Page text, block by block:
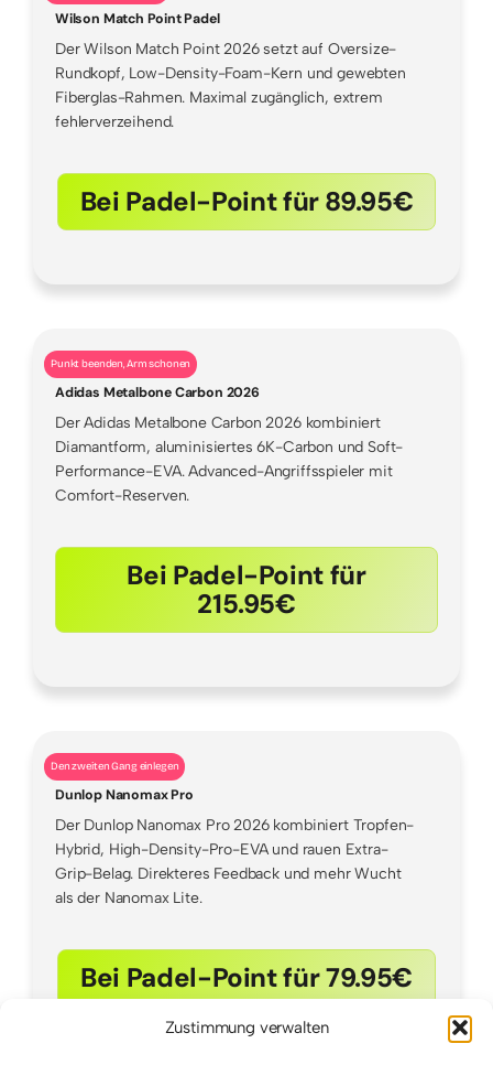
Zustimmung verwalten
Wilson Match Point Padel
Der Wilson Match Point 2026 setzt auf Oversize-
Rundkopf, Low-Density-Foam-Kern und gewebten
Fiberglas-Rahmen. Maximal zugänglich, extrem
fehlerverzeihend.
Bei Padel-Point für 89.95€
Punkt beenden, Arm schonen
Adidas Metalbone Carbon 2026
Der Adidas Metalbone Carbon 2026 kombiniert
Diamantform, aluminisiertes 6K-Carbon und Soft-
Performance-EVA. Advanced-Angriffsspieler mit
Comfort-Reserven.
Bei Padel-Point für
215.95€
Den zweiten Gang einlegen
Dunlop Nanomax Pro
Der Dunlop Nanomax Pro 2026 kombiniert Tropfen-
Hybrid, High-Density-Pro-EVA und rauen Extra-
Grip-Belag. Direkteres Feedback und mehr Wucht
als der Nanomax Lite.
Bei Padel-Point für 79.95€